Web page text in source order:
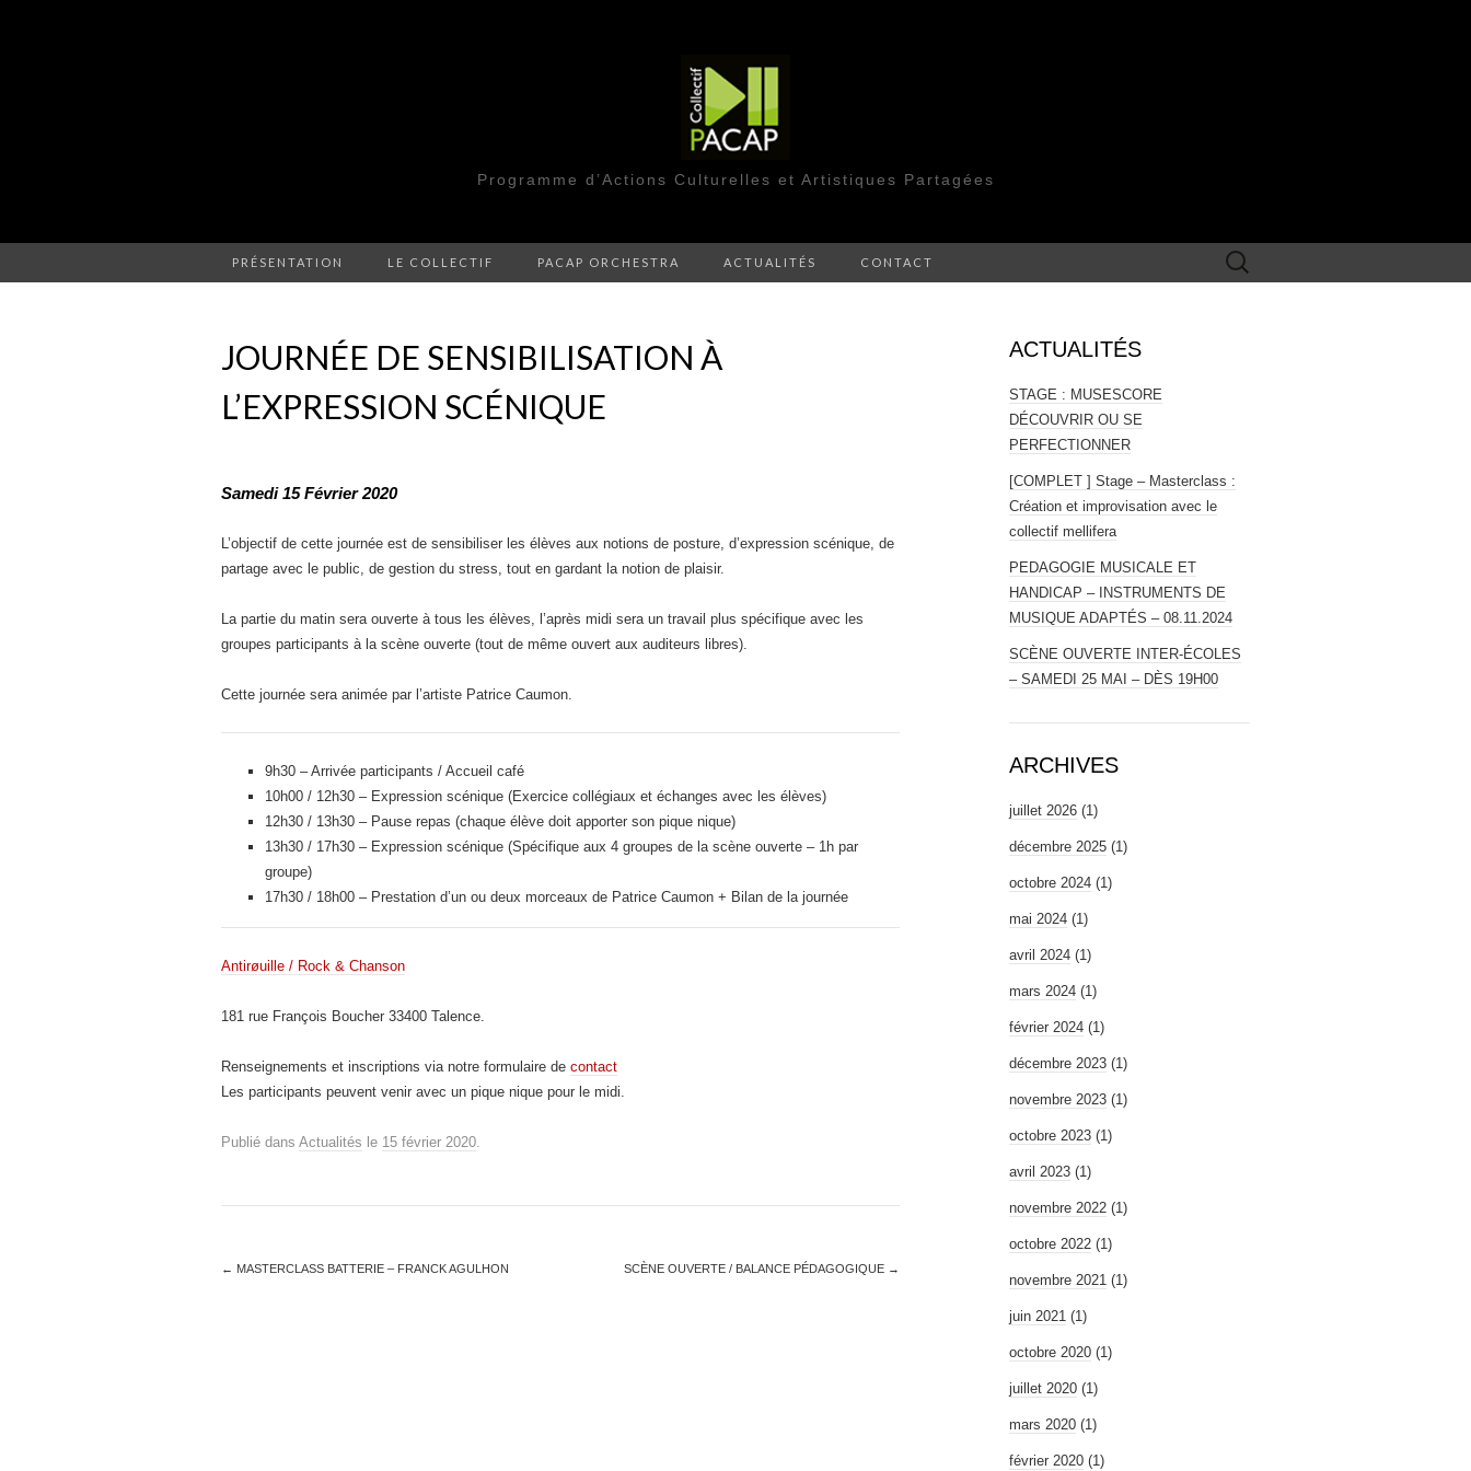
Programme d’Actions Culturelles et Artistiques Partagées
PRÉSENTATION LE COLLECTIF PACAP ORCHESTRA ACTUALITÉS CONTACT Rechercher :
JOURNÉE DE SENSIBILISATION À
L’EXPRESSION SCÉNIQUE
Samedi 15 Février 2020
L’objectif de cette journée est de sensibiliser les élèves aux notions de posture, d’expression scénique, de
partage avec le public, de gestion du stress, tout en gardant la notion de plaisir.
La partie du matin sera ouverte à tous les élèves, l’après midi sera un travail plus spécifique avec les
groupes participants à la scène ouverte (tout de même ouvert aux auditeurs libres).
Cette journée sera animée par l’artiste Patrice Caumon.
9h30 – Arrivée participants / Accueil café
10h00 / 12h30 – Expression scénique (Exercice collégiaux et échanges avec les élèves)
12h30 / 13h30 – Pause repas (chaque élève doit apporter son pique nique)
13h30 / 17h30 – Expression scénique (Spécifique aux 4 groupes de la scène ouverte – 1h par
groupe)
17h30 / 18h00 – Prestation d’un ou deux morceaux de Patrice Caumon + Bilan de la journée
Antirøuille / Rock & Chanson
181 rue François Boucher 33400 Talence.
Renseignements et inscriptions via notre formulaire de contact
Les participants peuvent venir avec un pique nique pour le midi.
Publié dans Actualités le 15 février 2020.
← MASTERCLASS BATTERIE – FRANCK AGULHON SCÈNE OUVERTE / BALANCE PÉDAGOGIQUE →
ACTUALITÉS
STAGE : MUSESCORE
DÉCOUVRIR OU SE
PERFECTIONNER
[COMPLET ] Stage – Masterclass :
Création et improvisation avec le
collectif mellifera
PEDAGOGIE MUSICALE ET
HANDICAP – INSTRUMENTS DE
MUSIQUE ADAPTÉS – 08.11.2024
SCÈNE OUVERTE INTER-ÉCOLES
– SAMEDI 25 MAI – DÈS 19H00
ARCHIVES
juillet 2026 (1)
décembre 2025 (1)
octobre 2024 (1)
mai 2024 (1)
avril 2024 (1)
mars 2024 (1)
février 2024 (1)
décembre 2023 (1)
novembre 2023 (1)
octobre 2023 (1)
avril 2023 (1)
novembre 2022 (1)
octobre 2022 (1)
novembre 2021 (1)
juin 2021 (1)
octobre 2020 (1)
juillet 2020 (1)
mars 2020 (1)
février 2020 (1)